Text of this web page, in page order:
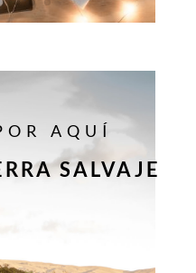
AQUÍ
SALVAJE